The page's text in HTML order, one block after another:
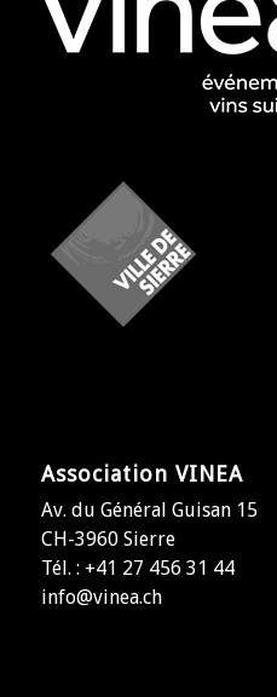
Association VINEA
Av. du Général Guisan 15
CH-3960 Sierre
Tél. : +41 27 456 31 44
info@vinea.ch